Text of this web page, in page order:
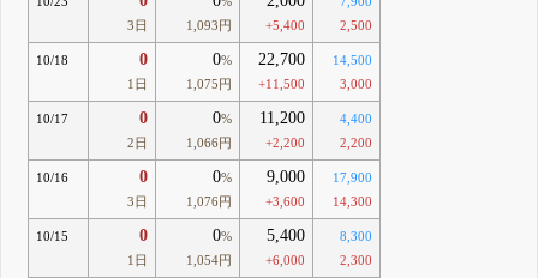
3日
1,093円
+5,400
2,500
10/18 0
1日
0%
1,075円
22,700
+11,500
14,500
3,000
10/17 0
2日
0%
1,066円
11,200
+2,200
4,400
2,200
10/16 0
3日
0%
1,076円
9,000
+3,600
17,900
14,300
10/15 0
1日
0%
1,054円
5,400
+6,000
8,300
2,300